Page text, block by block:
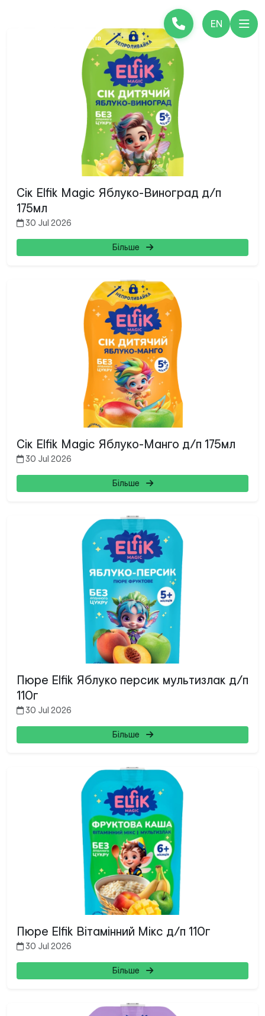
EN
Сік Elfik Magic Яблуко-Виноград д/п
175мл
30 Jul 2026
Більше
Сік Elfik Magic Яблуко-Манго д/п 175мл
30 Jul 2026
Більше
Пюре Elfik Яблуко персик мультизлак д/п
110г
30 Jul 2026
Більше
Пюре Elfik Вітамінний Мікс д/п 110г
30 Jul 2026
Більше